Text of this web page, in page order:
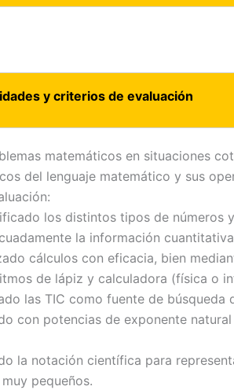
y criterios de evaluación
matemáticos en situaciones
del lenguaje matemático y sus
los distintos tipos de números
la información
cálculos con eficacia, bien
de lápiz y calculadora (física o
las TIC como fuente de búsqueda
con potencias de exponente
la notación científica para
pequeños.